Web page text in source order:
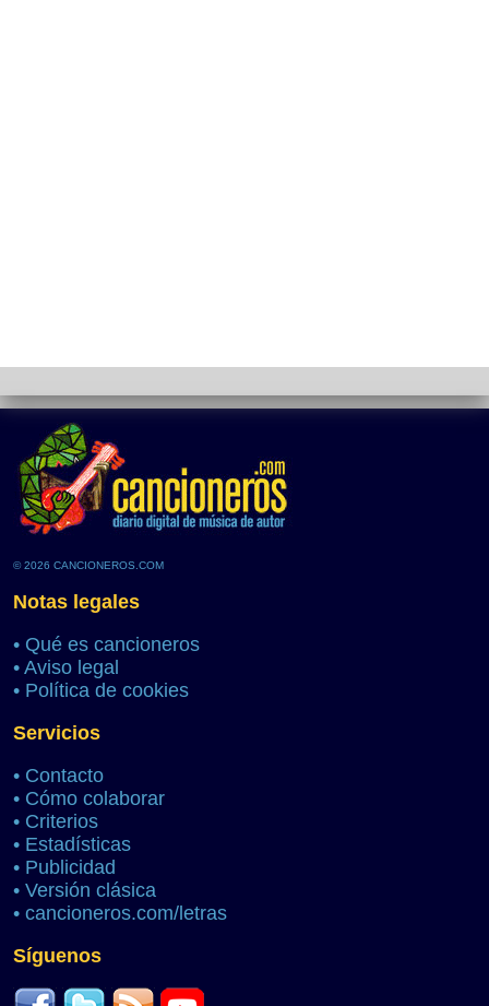
© 2026 CANCIONEROS.COM
Notas legales
• Qué es cancioneros
• Aviso legal
• Política de cookies
Servicios
• Contacto
• Cómo colaborar
• Criterios
• Estadísticas
• Publicidad
• Versión clásica
• cancioneros.com/letras
Síguenos